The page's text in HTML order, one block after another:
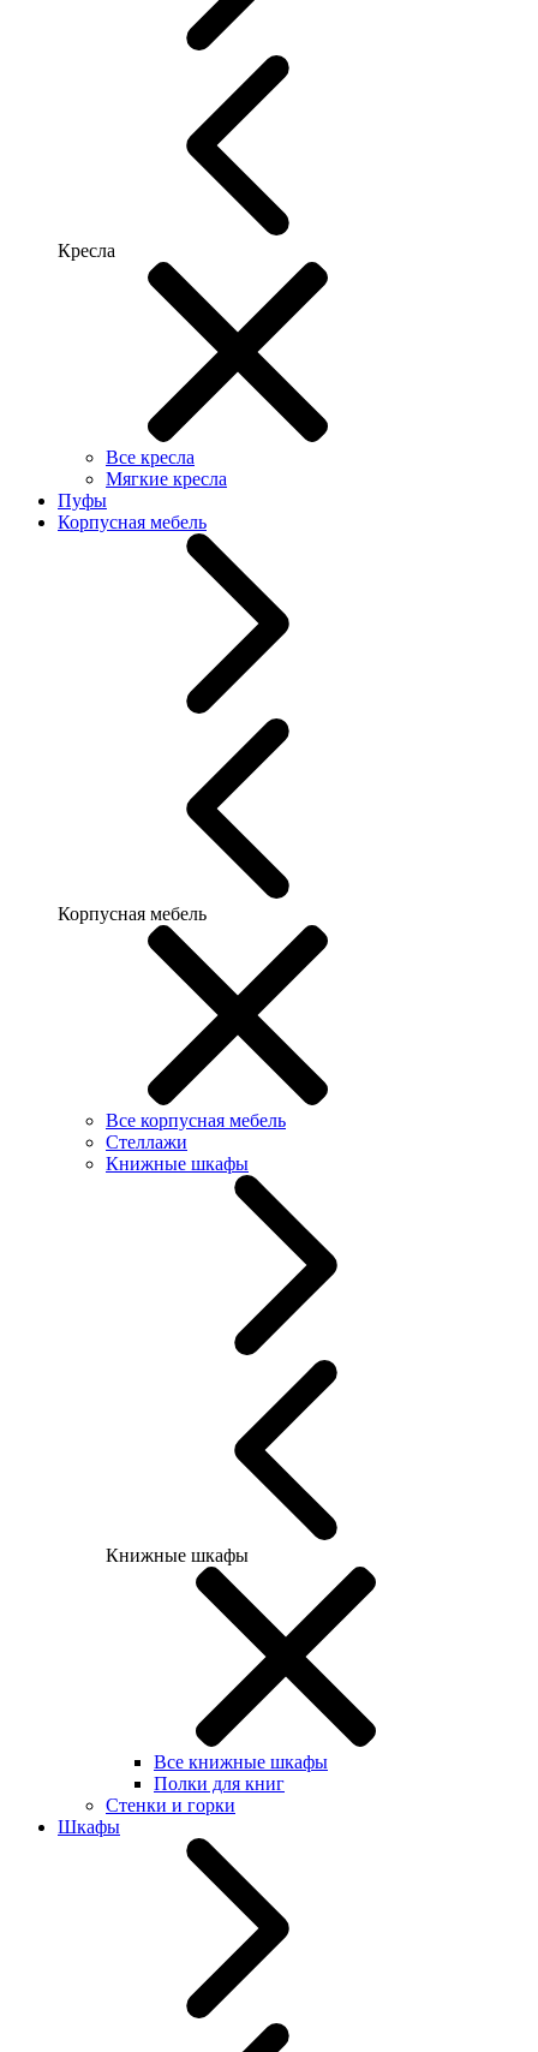
Кресла
Все кресла
Мягкие кресла
Пуфы
Корпусная мебель
Корпусная мебель
Все корпусная мебель
Стеллажи
Книжные шкафы
Книжные шкафы
Все книжные шкафы
Полки для книг
Стенки и горки
Шкафы